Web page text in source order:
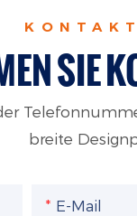
SIE
breite
E-Mail